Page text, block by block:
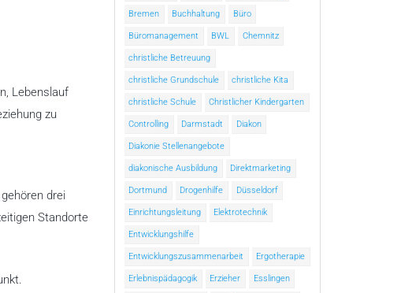
Lebenslauf
zu
drei
Standorte
Bremen Buchhaltung Büro
Büromanagement BWL Chemnitz
christliche Betreuung
christliche Grundschule christliche Kita
christliche Schule Christlicher Kindergarten
Controlling Darmstadt Diakon
Diakonie Stellenangebote
diakonische Ausbildung Direktmarketing
Dortmund Drogenhilfe Düsseldorf
Einrichtungsleitung Elektrotechnik
Entwicklungshilfe
Entwicklungszusammenarbeit Ergotherapie
Erlebnispädagogik Erzieher Esslingen